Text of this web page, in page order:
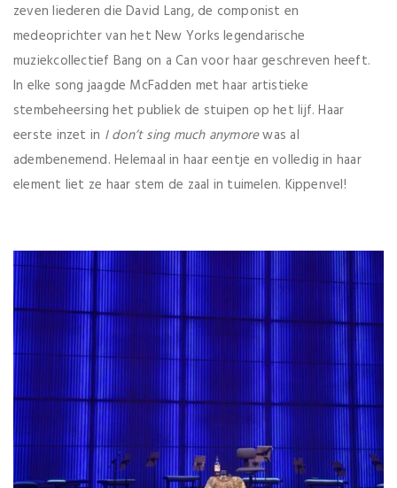
zeven liederen die David Lang, de componist en
medeoprichter van het New Yorks legendarische
muziekcollectief Bang on a Can voor haar geschreven heeft.
In elke song jaagde McFadden met haar artistieke
stembeheersing het publiek de stuipen op het lijf. Haar
eerste inzet in I don’t sing much anymorewas al
adembenemend. Helemaal in haar eentje en volledig in haar
element liet ze haar stem de zaal in tuimelen. Kippenvel!